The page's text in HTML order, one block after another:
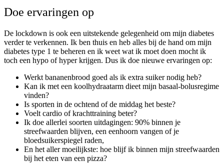
Doe ervaringen op
De lockdown is ook een uitstekende gelegenheid om mijn diabetes
verder te verkennen. Ik ben thuis en heb alles bij de hand om mijn
diabetes type 1 te beheren en ik weet wat ik moet doen mocht ik
toch een hypo of hyper krijgen. Dus ik doe nieuwe ervaringen op:
Werkt bananenbrood goed als ik extra suiker nodig heb?
Kan ik met een koolhydraatarm dieet mijn basaal-bolusregime
vinden?
Is sporten in de ochtend of de middag het beste?
Voelt cardio of krachttraining beter?
Ik doe allerlei soorten uitdagingen: 90% binnen je
streefwaarden blijven, een eenhoorn vangen of je
bloedsuikerspiegel raden,
En het aller moeilijkste: hoe blijf ik binnen mijn streefwaarden
bij het eten van een pizza?